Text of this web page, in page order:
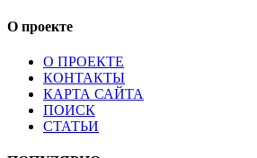
О проекте
О ПРОЕКТЕ
КОНТАКТЫ
КАРТА САЙТА
ПОИСК
СТАТЬИ